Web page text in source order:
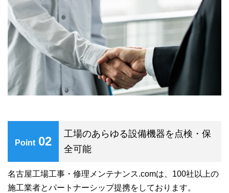
Point 02
工場のあらゆる設備機器を点検・保
全可能
名古屋工場工事・修理メンテナンス.comは、100社以上の
施工業者とパートナーシップ提携をしております。